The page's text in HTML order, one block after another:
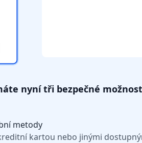
nyní tři bezpečné
metody
kartou nebo jinými